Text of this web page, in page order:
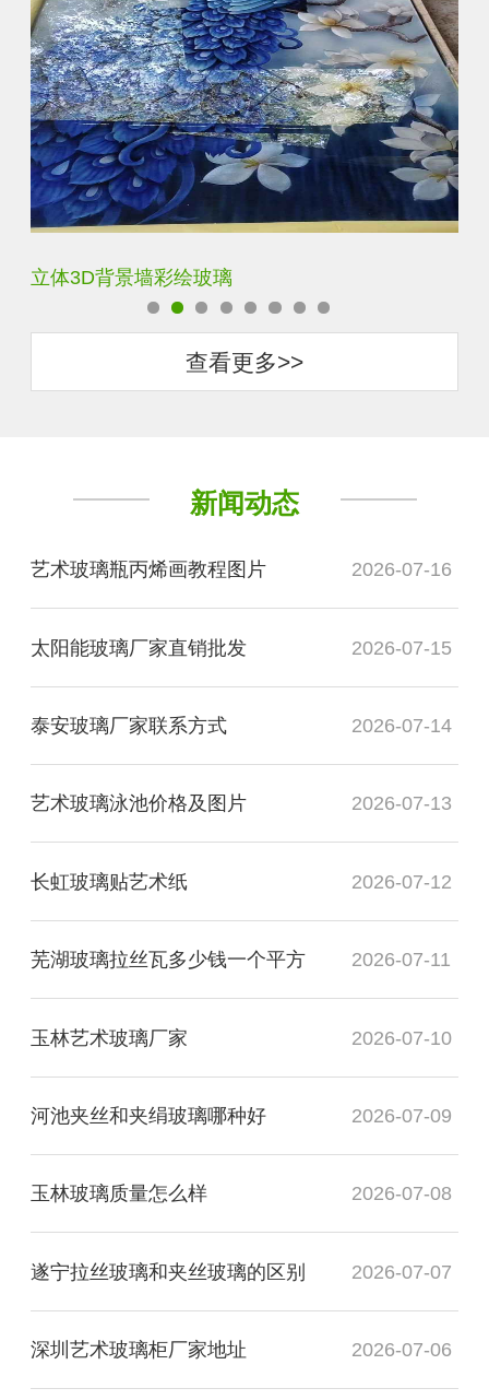
立体3D背景墙彩绘玻璃
查看更多>>
新闻动态
艺术玻璃瓶丙烯画教程图片 2026-07-16
太阳能玻璃厂家直销批发 2026-07-15
泰安玻璃厂家联系方式 2026-07-14
艺术玻璃泳池价格及图片 2026-07-13
长虹玻璃贴艺术纸 2026-07-12
芜湖玻璃拉丝瓦多少钱一个平方 2026-07-11
玉林艺术玻璃厂家 2026-07-10
河池夹丝和夹绢玻璃哪种好 2026-07-09
玉林玻璃质量怎么样 2026-07-08
遂宁拉丝玻璃和夹丝玻璃的区别 2026-07-07
深圳艺术玻璃柜厂家地址 2026-07-06